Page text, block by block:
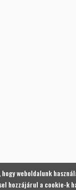
weboldalunk
hozzájárul a cookie-k